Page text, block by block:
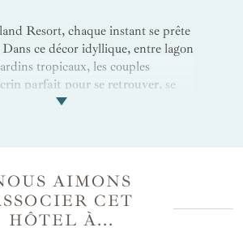
Resort, chaque instant se prête
Dans ce décor idyllique, entre lagon
tropicaux, les couples
parfait pour se retrouver, se
des souvenirs inoubliables.
vos pas. Pour un
intense, offrez-vous un
du Banyan Spa tout en étant
marine. Massages relaxants,
AIMONS
CET
HÔTEL À...